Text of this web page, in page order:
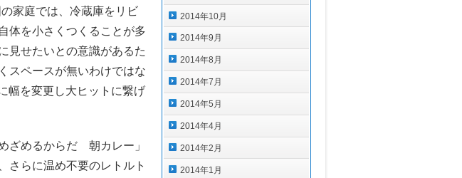
家庭では、冷蔵庫をリビ
体を小さくつくることが多
見せたいとの意識があるた
スペースが無いわけではな
幅を変更し大ヒットに繋げ
ざめるからだ 朝カレー」
さらに温め不要のレトルト
2014年10月
2014年9月
2014年8月
2014年7月
2014年5月
2014年4月
2014年2月
2014年1月